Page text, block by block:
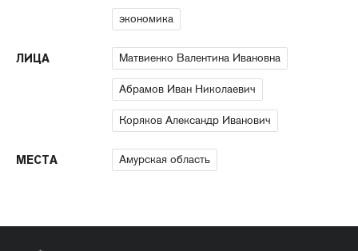
экономика
ЛИЦА Матвиенко Валентина Ивановна
Абрамов Иван Николаевич
Коряков Александр Иванович
МЕСТА Амурская область